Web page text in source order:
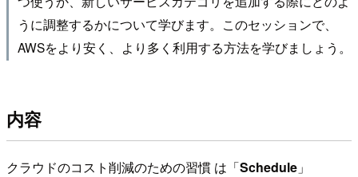
うに調整するかについて学びます。このセッションで、
AWSをより安く、より多く利用する方法を学びましょう。
内容
クラウドのコスト削減のための習慣 は「Schedule 」